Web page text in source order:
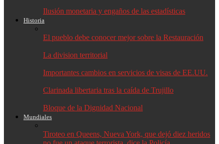
Ilusión monetaria y engaños de las estadísticas
Historia
El pueblo debe conocer mejor sobre la Restauración
La division territorial
Importantes cambios en servicios de visas de EE.UU.
Clarinada libertaria tras la caída de Trujillo
Bloque de la Dignidad Nacional
Mundiales
Tiroteo en Queens, Nueva York, que dejó diez heridos